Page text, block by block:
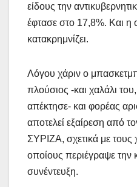
είδους την
έφτασε στο 17,8%. Και η
κατακρημνίζει.
Λόγου χάριν ο
πλούσιος -και χαλάλι
απέκτησε- και φορέας
αποτελεί εξαίρεση από
ΣΥΡΙΖΑ, σχετικά με τους
οποίους περιέγραψε την
συνέντευξη.